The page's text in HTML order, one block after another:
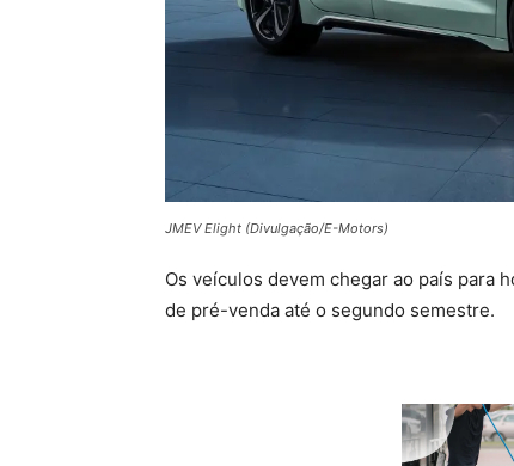
JMEV Elight (Divulgação/E-Motors)
Os veículos devem chegar ao país para
de pré-venda até o segundo semestre.